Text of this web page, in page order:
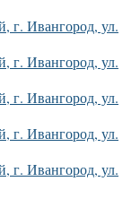
г. Ивангород, ул.
г. Ивангород, ул.
г. Ивангород, ул.
г. Ивангород, ул.
г. Ивангород, ул.